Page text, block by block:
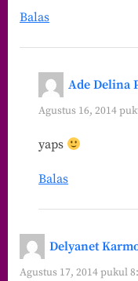
Balas
Ade Delina
Agustus 16, 2014
yaps
Balas
Delyanet
Agustus 17, 2014 pukul